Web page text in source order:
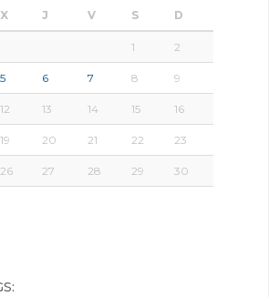
X J V S D
1 2
5 6 7 8 9
12 13 14 15 16
19 20 21 22 23
26 27 28 29 30